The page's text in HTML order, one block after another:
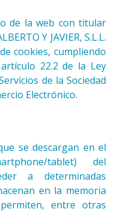
de la web con titular
Y JAVIER, S.L.L.
cookies, cumpliendo
22.2 de la Ley
de la Sociedad
Electrónico.
se descargan en el
tablet) del
a determinadas
en la memoria
entre otras